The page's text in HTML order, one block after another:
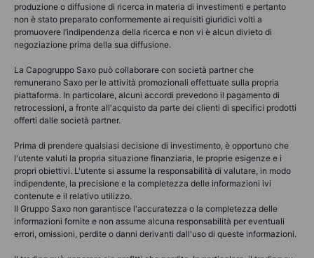
produzione o diffusione di ricerca in materia di investimenti e pertanto
non è stato preparato conformemente ai requisiti giuridici volti a
promuovere l’indipendenza della ricerca e non vi è alcun divieto di
negoziazione prima della sua diffusione.
La Capogruppo Saxo può collaborare con società partner che
remunerano Saxo per le attività promozionali effettuate sulla propria
piattaforma. In particolare, alcuni accordi prevedono il pagamento di
retrocessioni, a fronte all'acquisto da parte dei clienti di specifici prodotti
offerti dalle società partner.
Prima di prendere qualsiasi decisione di investimento, è opportuno che
l'utente valuti la propria situazione finanziaria, le proprie esigenze e i
propri obiettivi. L'utente si assume la responsabilità di valutare, in modo
indipendente, la precisione e la completezza delle informazioni ivi
contenute e il relativo utilizzo.
Il Gruppo Saxo non garantisce l'accuratezza o la completezza delle
informazioni fornite e non assume alcuna responsabilità per eventuali
errori, omissioni, perdite o danni derivanti dall'uso di queste informazioni.